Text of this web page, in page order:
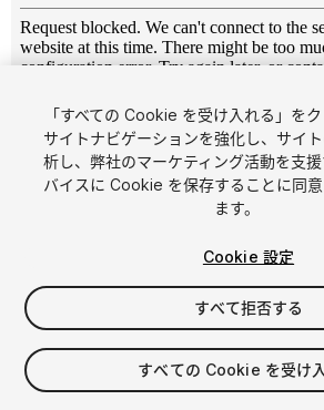
1/ 15
$5
消費税は決済時に計算されます
「すべての Cookie を受け入れる」をク
サイトナビゲーションを強化し、サイ
析し、弊社のマーケティング活動を支
バイスに Cookie を保存することに同
ます。
Cookie 設定
すべて拒否する
すべての Cookie を受け